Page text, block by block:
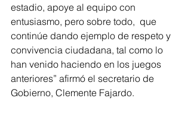
estadio, apoye al equipo con
entusiasmo, pero sobre todo,  que
continúe dando ejemplo de respeto y
convivencia ciudadana, tal como lo
han venido haciendo en los juegos
anteriores” afirmó el secretario de
Gobierno, Clemente Fajardo.